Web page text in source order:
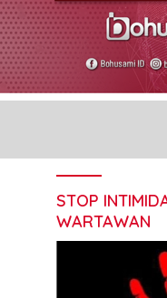
STOP
WARTAWAN